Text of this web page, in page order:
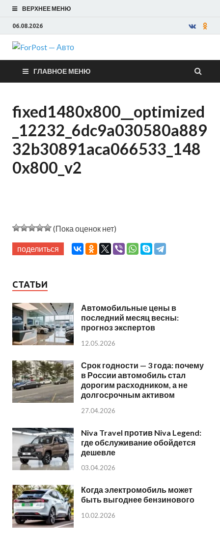
ВЕРХНЕЕ МЕНЮ
06.08.2026
ForPost —
Авто
ГЛАВНОЕ МЕНЮ
fixed1480x800__optimized
_12232_6dc9a030580a889
32b30891aca066533_148
0x800_v2
(Пока оценок нет)
поделиться
СТАТЬИ
Автомобильные цены в
последний месяц весны:
прогноз экспертов
12.05.2026
Срок годности — 3 года: почему
в России автомобиль стал
дорогим расходником, а не
долгосрочным активом
27.04.2026
Niva Travel против Niva Legend:
где обслуживание обойдется
дешевле
03.04.2026
Когда электромобиль может
быть выгоднее бензинового
10.02.2026